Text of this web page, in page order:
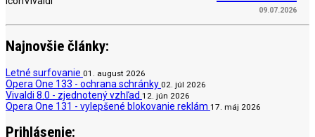
09.07.2026
Najnovšie články:
Letné surfovanie 01. august 2026
Opera One 133 - ochrana schránky 02. júl 2026
Vivaldi 8.0 - zjednotený vzhľad 12. jún 2026
Opera One 131 - vylepšené blokovanie reklám 17. máj 2026
Prihlásenie: